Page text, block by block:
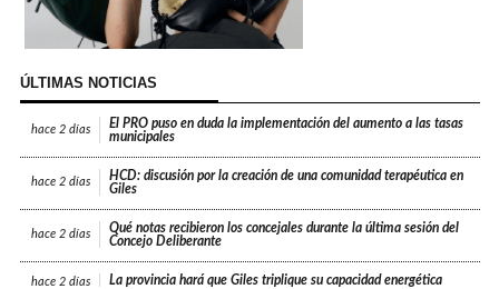
ÚLTIMAS NOTICIAS
hace 2 días
El PRO puso en duda la implementación del aumento a las tasas
municipales
hace 2 días
HCD: discusión por la creación de una comunidad terapéutica en
Giles
hace 2 días
Qué notas recibieron los concejales durante la última sesión del
Concejo Deliberante
hace 2 días La provincia hará que Giles triplique su capacidad energética